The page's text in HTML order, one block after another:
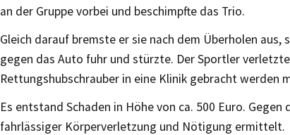
an der Gruppe vorbei und beschimpfte das Trio.
Gleich darauf bremste er sie nach dem Überholen aus,
gegen das Auto fuhr und stürzte. Der Sportler
Rettungshubschrauber in eine Klinik gebracht werden
Es entstand Schaden in Höhe von ca. 500 Euro.
fahrlässiger Körperverletzung und Nötigung ermittelt.